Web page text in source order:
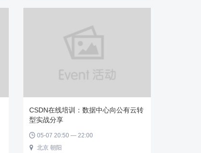
CSDN在线培训：数据中心向公有云转
型实战分享
 05-07 20:50 — 22:00
 北京 朝阳